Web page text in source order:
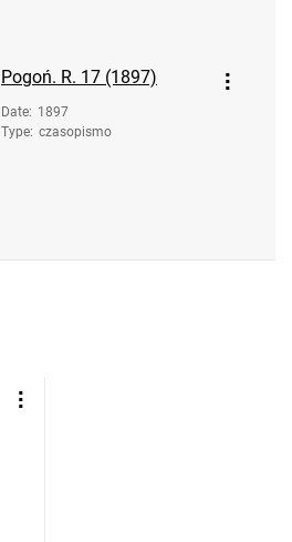
Pogoń. R. 17 (1897)
Date: 1897
Type: czasopismo